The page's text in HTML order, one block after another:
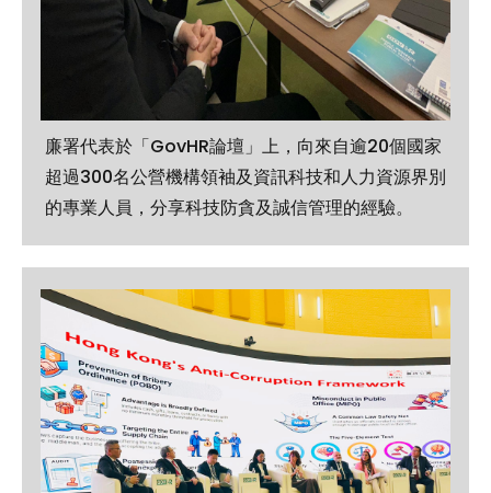
廉署代表於「GovHR論壇」上，向來自逾20個國家
超過300名公營機構領袖及資訊科技和人力資源界別
的專業人員，分享科技防貪及誠信管理的經驗。